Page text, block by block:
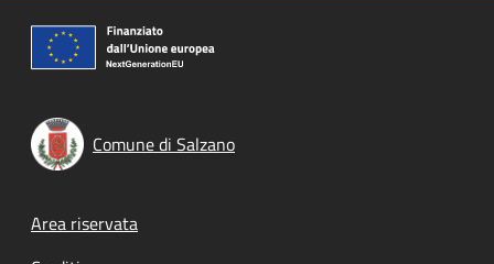
Comune di Salzano
Footer menu
Area riservata